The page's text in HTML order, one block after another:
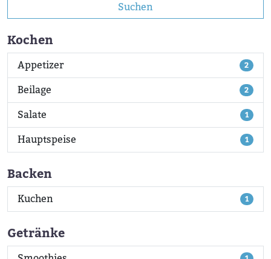
Suchen
Kochen
Appetizer 2
Beilage 2
Salate 1
Hauptspeise 1
Backen
Kuchen 1
Getränke